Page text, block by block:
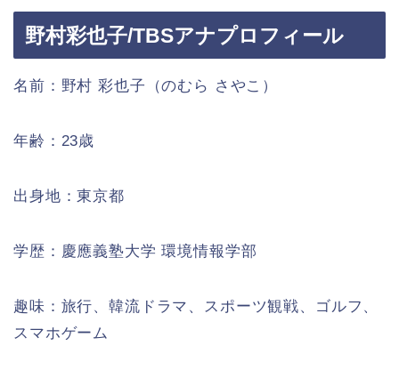
野村彩也子/TBSアナプロフィール
名前：野村 彩也子（のむら さやこ）
年齢：23歳
出身地：東京都
学歴：慶應義塾大学 環境情報学部
趣味：旅行、韓流ドラマ、スポーツ観戦、ゴルフ、
スマホゲーム